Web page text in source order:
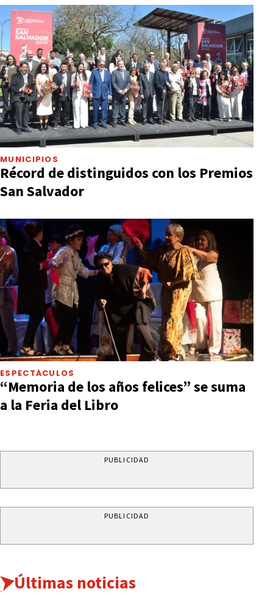
MUNICIPIOS
Récord de distinguidos con los Premios
San Salvador
ESPECTÁCULOS
“Memoria de los años felices” se suma
a la Feria del Libro
PUBLICIDAD
PUBLICIDAD
Últimas noticias